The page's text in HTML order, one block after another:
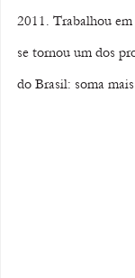
2011. Trabalhou em
se tornou um dos
do Brasil: soma